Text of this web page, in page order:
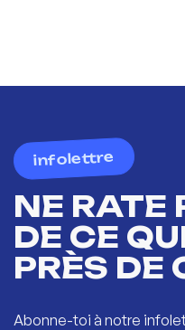
infolettre
NE RATE
DE CE
PRÈS DE
Abonne-toi à notre